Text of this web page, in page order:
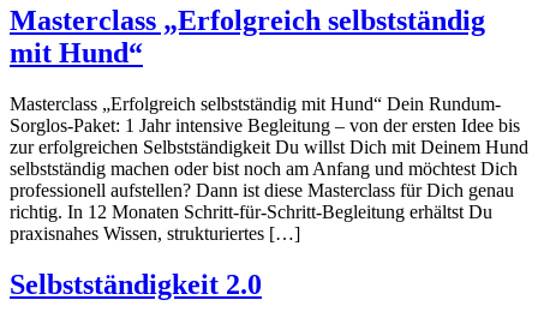
Masterclass „Erfolgreich selbstständig
mit Hund“
Masterclass „Erfolgreich selbstständig mit Hund“ Dein Rundum-
Sorglos-Paket: 1 Jahr intensive Begleitung – von der ersten Idee bis
zur erfolgreichen Selbstständigkeit Du willst Dich mit Deinem Hund
selbstständig machen oder bist noch am Anfang und möchtest Dich
professionell aufstellen? Dann ist diese Masterclass für Dich genau
richtig. In 12 Monaten Schritt-für-Schritt-Begleitung erhältst Du
praxisnahes Wissen, strukturiertes […]
Selbstständigkeit 2.0